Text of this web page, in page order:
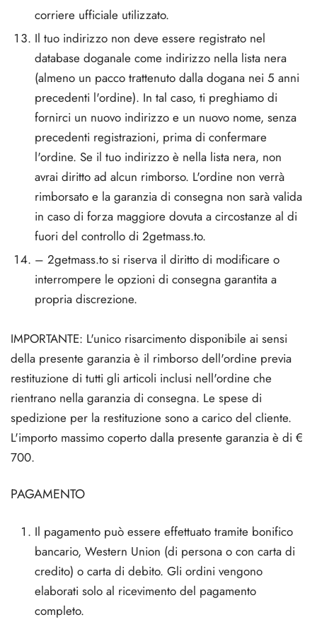
corriere ufficiale utilizzato.
Il tuo indirizzo non deve essere registrato nel
database doganale come indirizzo nella lista nera
(almeno un pacco trattenuto dalla dogana nei 5 anni
precedenti l'ordine). In tal caso, ti preghiamo di
fornirci un nuovo indirizzo e un nuovo nome, senza
precedenti registrazioni, prima di confermare
l'ordine. Se il tuo indirizzo è nella lista nera, non
avrai diritto ad alcun rimborso. L'ordine non verrà
rimborsato e la garanzia di consegna non sarà valida
in caso di forza maggiore dovuta a circostanze al di
fuori del controllo di 2getmass.to.
– 2getmass.to si riserva il diritto di modificare o
interrompere le opzioni di consegna garantita a
propria discrezione.
IMPORTANTE: L'unico risarcimento disponibile ai sensi
della presente garanzia è il rimborso dell'ordine previa
restituzione di tutti gli articoli inclusi nell'ordine che
rientrano nella garanzia di consegna. Le spese di
spedizione per la restituzione sono a carico del cliente.
L'importo massimo coperto dalla presente garanzia è di €
700.
PAGAMENTO
Il pagamento può essere effettuato tramite bonifico
bancario, Western Union (di persona o con carta di
credito) o carta di debito. Gli ordini vengono
elaborati solo al ricevimento del pagamento
completo.